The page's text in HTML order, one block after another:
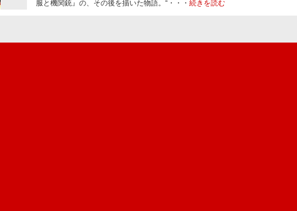
服と機関銃』の、その後を描いた物語。“・・・ 続きを読む